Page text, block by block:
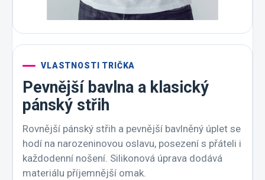
VLASTNOSTI TRIČKA
Pevnější bavlna a klasický
pánský střih
Rovnější pánský střih a pevnější bavlněný úplet se
hodí na narozeninovou oslavu, posezení s přáteli i
každodenní nošení. Silikonová úprava dodává
materiálu příjemnější omak.